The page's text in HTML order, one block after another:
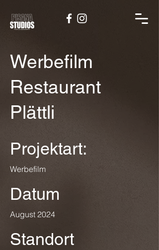
Werbefilm
Restaurant
Plättli
Projektart:
Werbefilm
Datum
August 2024
Standort